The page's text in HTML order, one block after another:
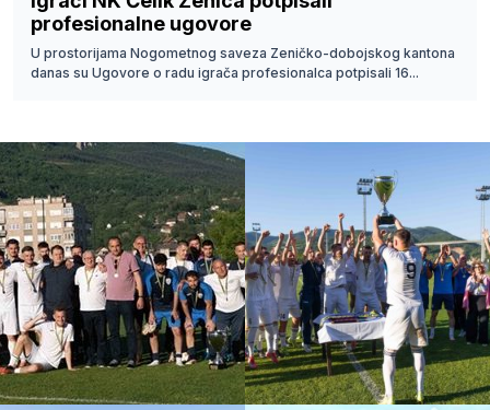
profesionalne ugovore
U prostorijama Nogometnog saveza Zeničko-dobojskog kantona
danas su Ugovore o radu igrača profesionalca potpisali 16...